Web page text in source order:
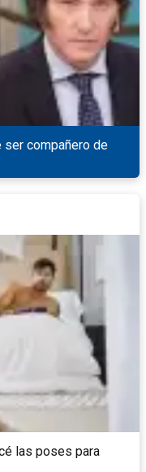
compañero de
las poses para